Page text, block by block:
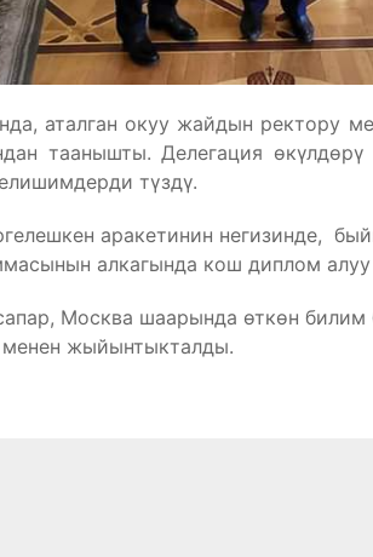
аталган окуу жайдын ректору
таанышты. Делегация
түздү.
аракетинин негизинде,
алкагында кош диплом алуу
Москва шаарында өткөн билим
жыйынтыкталды.